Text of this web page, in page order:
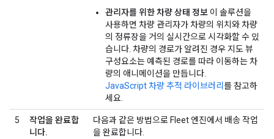
관리자를 위한 차량 상태 정보 이 솔루션을
사용하면 차량 관리자가 차량의 위치와 차량
의 정류장을 거의 실시간으로 시각화할 수 있
습니다. 차량의 경로가 알려진 경우 지도 뷰
구성요소는 예측된 경로를 따라 이동하는 차
량의 애니메이션을 만듭니다.
JavaScript 차량 추적 라이브러리 를 참고하
세요.
5
작업을 완료합
니다.
다음과 같은 방법으로 Fleet 엔진에서 배송 작업
을 완료합니다.